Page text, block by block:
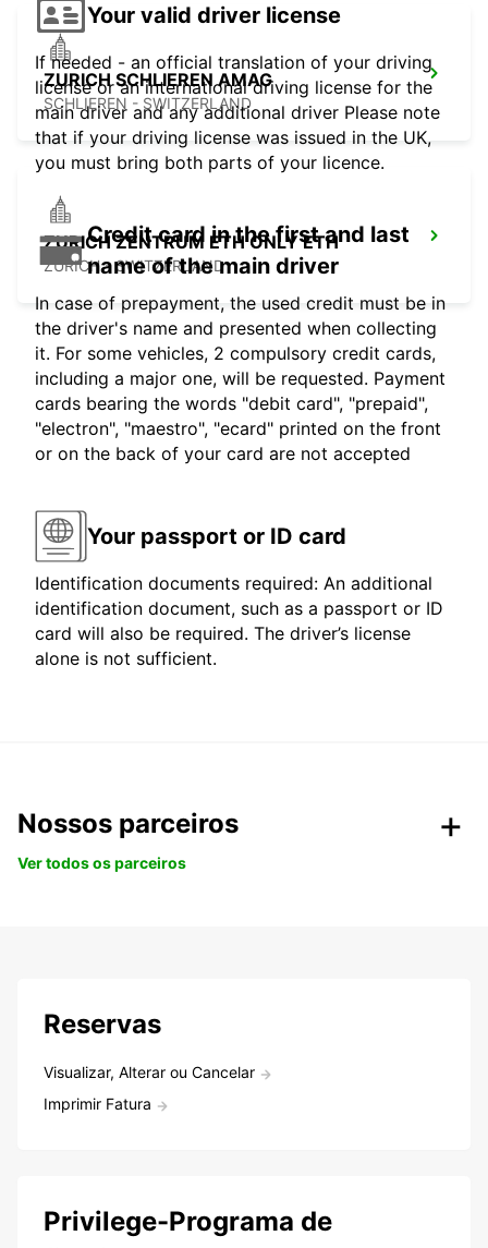
ZURICH SCHLIEREN AMAG
SCHLIEREN - SWITZERLAND
ZURICH ZENTRUM ETH ONLY ETH
ZURICH - SWITZERLAND
Your valid driver license
If needed - an official translation of your driving
license or an international driving license for the
main driver and any additional driver Please note
that if your driving license was issued in the UK,
you must bring both parts of your licence.
Credit card in the first and last
name of the main driver
In case of prepayment, the used credit must be in
the driver's name and presented when collecting
it. For some vehicles, 2 compulsory credit cards,
including a major one, will be requested. Payment
cards bearing the words "debit card", "prepaid",
"electron", "maestro", "ecard" printed on the front
or on the back of your card are not accepted
Your passport or ID card
Identification documents required: An additional
identification document, such as a passport or ID
card will also be required. The driver’s license
alone is not sufficient.
Nossos parceiros
Ver todos os parceiros
Reservas
Visualizar, Alterar ou Cancelar
Imprimir Fatura
Privilege-Programa de